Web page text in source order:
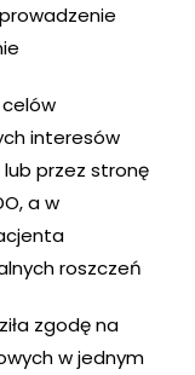
interesów
przez stronę
a w
roszczeń
zgodę na
w jednym